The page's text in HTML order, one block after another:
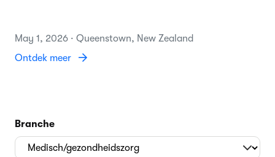
May 1, 2026 · Queenstown, New Zealand
Ontdek meer
Branche